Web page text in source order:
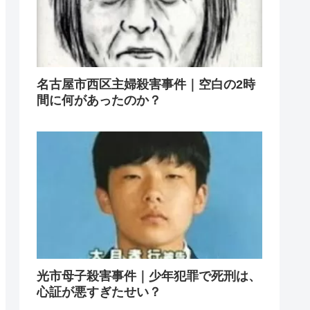
名古屋市西区主婦殺害事件｜空白の2時
間に何があったのか？
光市母子殺害事件｜少年犯罪で死刑は、
心証が悪すぎたせい？